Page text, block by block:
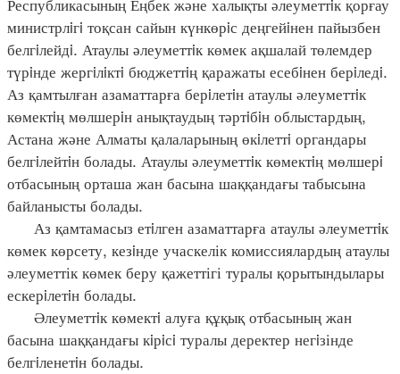
министрлiгi тоқсан сайын күнкөрiс деңгейiнен пайызбен
белгiлейдi. Атаулы әлеуметтiк көмек ақшалай төлемдер
түрiнде жергiлiктi бюджеттiң қаражаты есебiнен берiледi.
Аз қамтылған азаматтарға берiлетiн атаулы әлеуметтiк
көмектiң мөлшерiн анықтаудың тәртiбiн облыстардың,
Астана және Алматы қалаларының өкiлеттi органдары
белгiлейтiн болады. Атаулы әлеуметтiк көмектiң мөлшерi
отбасының орташа жан басына шаққандағы табысына
байланысты болады.
Аз қамтамасыз етiлген азаматтарға атаулы әлеуметтiк
көмек көрсету, кезiнде учаскелік комиссиялардың атаулы
әлеуметтік көмек беру қажеттігі туралы қорытындылары
ескерiлетiн болады.
Әлеуметтiк көмектi алуға құқық отбасының жан
басына шаққандағы кiрiсi туралы деректер негiзінде
белгiленетiн болады.